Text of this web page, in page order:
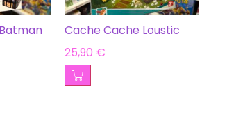
Cache Cache Loustic
25,90 €